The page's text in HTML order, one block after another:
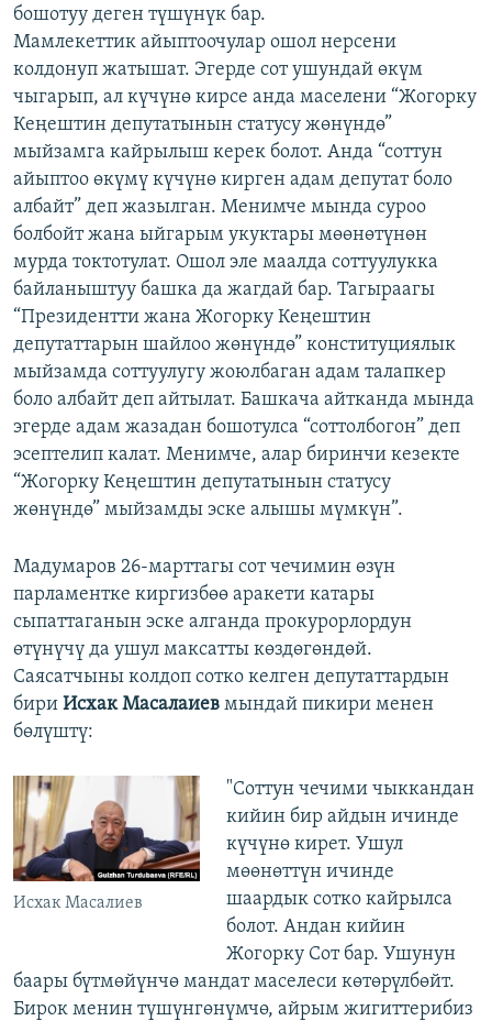
бошотуу деген түшүнүк бар.
Мамлекеттик айыптоочулар ошол нерсени
колдонуп жатышат. Эгерде сот ушундай өкүм
чыгарып, ал күчүнө кирсе анда маселени “Жогорку
Кеңештин депутатынын статусу жөнүндө”
мыйзамга кайрылыш керек болот. Анда “соттун
айыптоо өкүмү күчүнө кирген адам депутат боло
албайт” деп жазылган. Менимче мында суроо
болбойт жана ыйгарым укуктары мөөнөтүнөн
мурда токтотулат. Ошол эле маалда соттуулукка
байланыштуу башка да жагдай бар. Тагыраагы
“Президентти жана Жогорку Кеңештин
депутаттарын шайлоо жөнүндө” конституциялык
мыйзамда соттуулугу жоюлбаган адам талапкер
боло албайт деп айтылат. Башкача айтканда мында
эгерде адам жазадан бошотулса “соттолбогон” деп
эсептелип калат. Менимче, алар биринчи кезекте
“Жогорку Кеңештин депутатынын статусу
жөнүндө” мыйзамды эске алышы мүмкүн”.
Мадумаров 26-марттагы сот чечимин өзүн
парламентке киргизбөө аракети катары
сыпаттаганын эске алганда прокурорлордун
өтүнүчү да ушул максатты көздөгөндөй.
Саясатчыны колдоп сотко келген депутаттардын
бири Исхак Масалаиев мындай пикири менен
бөлүштү:
Исхак Масалиев
"Соттун чечими чыккандан
кийин бир айдын ичинде
күчүнө кирет. Ушул
мөөнөттүн ичинде
шаардык сотко кайрылса
болот. Андан кийин
Жогорку Сот бар. Ушунун
баары бүтмөйүнчө мандат маселеси көтөрүлбөйт.
Бирок менин түшүнгөнүмчө, айрым жигиттерибиз